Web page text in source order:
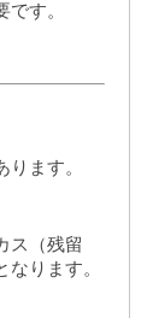
す。
ます。
ス（残留
ります。